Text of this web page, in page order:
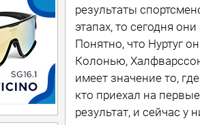
результаты
этапах, то сегодня
Понятно, что Нуртуг
Колонью,
имеет значение то,
кто приехал на
результат, и сейчас у